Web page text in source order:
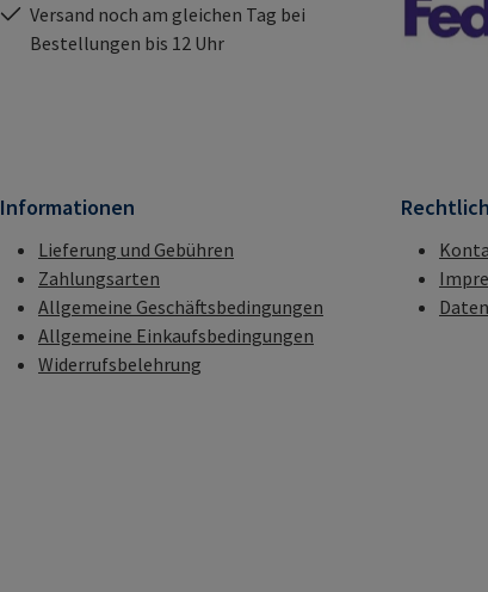
Versand noch am gleichen Tag bei
Bestellungen bis 12 Uhr
Informationen
Lieferung und Gebühren
Zahlungsarten
Allgemeine Geschäftsbedingungen
Allgemeine Einkaufsbedingungen
Widerrufsbelehrung